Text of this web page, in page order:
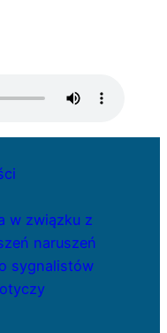
w związku z
naruszeń
sygnalistów